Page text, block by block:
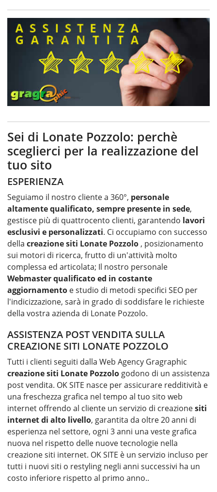
Sei di Lonate Pozzolo: perchè
sceglierci per la realizzazione del
tuo sito
ESPERIENZA
Seguiamo il nostro cliente a 360°, personale
altamente qualificato, sempre presente in sede,
gestisce più di quattrocento clienti, garantendo lavori
esclusivi e personalizzati. Ci occupiamo con successo
della creazione siti Lonate Pozzolo , posizionamento
sui motori di ricerca, frutto di un'attività molto
complessa ed articolata; Il nostro personale
Webmaster qualificato ed in costante
aggiornamento e studio di metodi specifici SEO per
l'indicizzazione, sarà in grado di soddisfare le richieste
della vostra azienda di Lonate Pozzolo.
ASSISTENZA POST VENDITA SULLA
CREAZIONE SITI LONATE POZZOLO
Tutti i clienti seguiti dalla Web Agency Gragraphic
creazione siti Lonate Pozzolo godono di un assistenza
post vendita. OK SITE nasce per assicurare redditività e
una freschezza grafica nel tempo al tuo sito web
internet offrendo al cliente un servizio di creazionesiti
internet di alto livello, garantita da oltre 20 anni di
esperienza nel settore, ogni 3 anni una veste grafica
nuova nel rispetto delle nuove tecnologie nella
creazione siti internet. OK SITE è un servizio incluso per
tutti i nuovi siti o restyling negli anni successivi ha un
costo inferiore rispetto al primo anno..